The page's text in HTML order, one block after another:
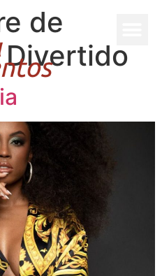
de
Divertido